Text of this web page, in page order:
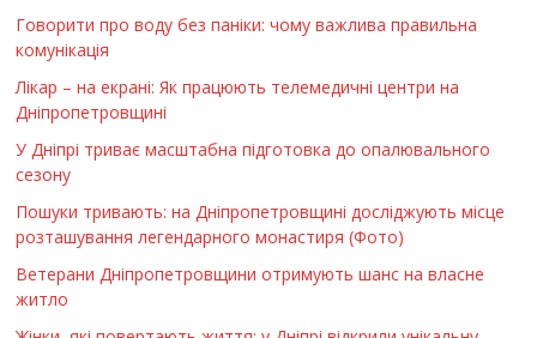
Говорити про воду без паніки: чому важлива правильна
комунікація
Лікар – на екрані: Як працюють телемедичні центри на
Дніпропетровщині
У Дніпрі триває масштабна підготовка до опалювального
сезону
Пошуки тривають: на Дніпропетровщині досліджують місце
розташування легендарного монастиря (Фото)
Ветерани Дніпропетровщини отримують шанс на власне
житло